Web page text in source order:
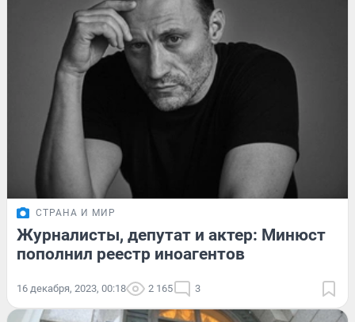
СТРАНА И МИР
Журналисты, депутат и актер: Минюст
пополнил реестр иноагентов
16 декабря, 2023, 00:18 2 165 3